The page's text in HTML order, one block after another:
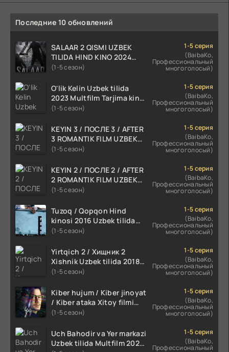
Последние 10 обновлений
SALAAR 2 QISMI UZBEK
TILIDA HIND KINO 2024
TARJIMA 720p HD Skachat
(1-5 сезон)
1-5 серия
(BaibaKo,
Профессиональный
многоголосый)
O'lik Kelin Uzbek tilida
2023 Multfilm Tarjima kino
skachat
(1-5 сезон)
1-5 серия
(BaibaKo,
Профессиональный
многоголосый)
KEYIN 3 / ПОСЛЕ 3 / AFTER
3 ROMANTIK FILM UZBEK
TILIDA 2021 TARJIMA FILM
(1-5 сезон)
1-5 серия
(BaibaKo,
Профессиональный
многоголосый)
KEYIN 2 / ПОСЛЕ 2 / AFTER
2 ROMANTIK FILM UZBEK
TILIDA 2020 TARJIMA FILM
(1-5 сезон)
1-5 серия
(BaibaKo,
Профессиональный
многоголосый)
Tuzoq / Qopqon Hind
kinosi 2016 Uzbek tilida
tarjima film HD
(1-5 сезон)
1-5 серия
(BaibaKo,
Профессиональный
многоголосый)
Yirtqich 2 / Хищник 2
Xishnik Uzbek tilida 2018-
2024 O'zbekcha tarjima
(1-5 сезон)
1-5 серия
(BaibaKo,
Профессиональный
многоголосый)
Kiber hujum / Kiber jinoyat
/ Kiber ataka Xitoy filmi
Uzbek tilida O'zbekcha
HD skachat
(1-5 сезон)
1-5 серия
(BaibaKo,
Профессиональный
многоголосый)
Uch Bahodir va Yer markazi
Uzbek tilida Multfilm 2025
1-5 серия
(BaibaKo,
Профессиональный